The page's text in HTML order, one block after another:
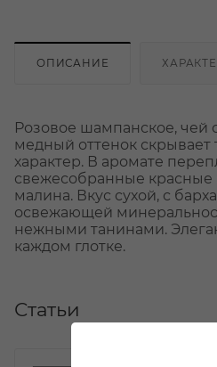
ОПИСАНИЕ
Розовое шампанское, чей
медный оттенок
характер. В аромате
свежесобранные
малина. Вкус сухой, с
освежающей
нежными танинами.
каждом глотке.
Статьи